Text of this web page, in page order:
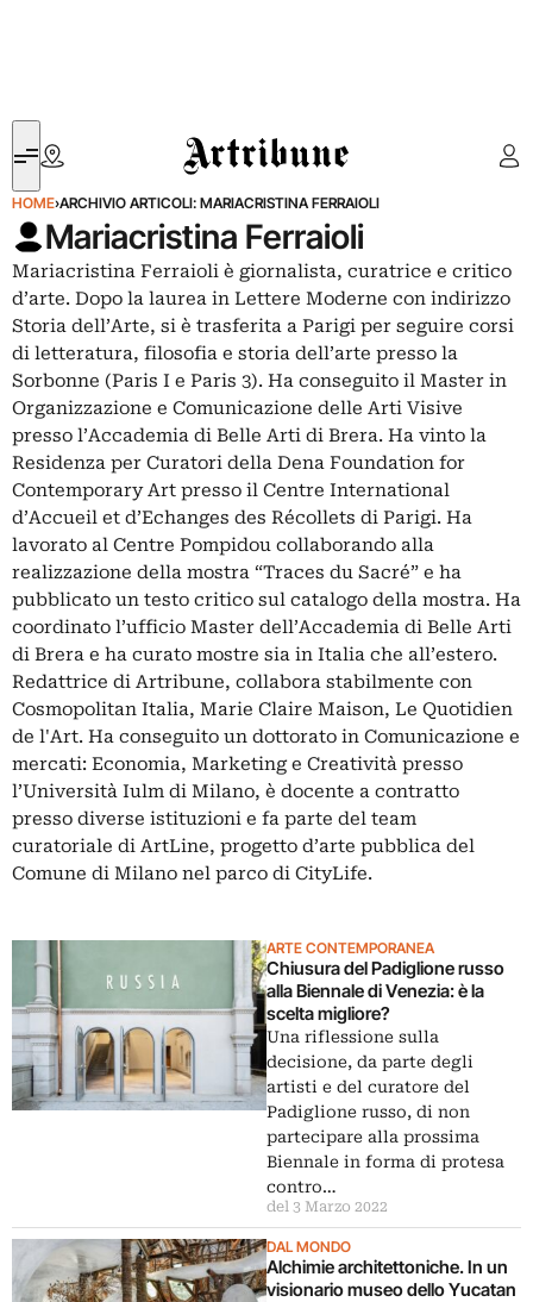
Artribune
HOME›ARCHIVIO ARTICOLI: MARIACRISTINA FERRAIOLI
Mariacristina Ferraioli
Mariacristina Ferraioli è giornalista, curatrice e critico
d’arte. Dopo la laurea in Lettere Moderne con indirizzo
Storia dell’Arte, si è trasferita a Parigi per seguire corsi
di letteratura, filosofia e storia dell’arte presso la
Sorbonne (Paris I e Paris 3). Ha conseguito il Master in
Organizzazione e Comunicazione delle Arti Visive
presso l’Accademia di Belle Arti di Brera. Ha vinto la
Residenza per Curatori della Dena Foundation for
Contemporary Art presso il Centre International
d’Accueil et d’Echanges des Récollets di Parigi. Ha
lavorato al Centre Pompidou collaborando alla
realizzazione della mostra “Traces du Sacré” e ha
pubblicato un testo critico sul catalogo della mostra. Ha
coordinato l’ufficio Master dell’Accademia di Belle Arti
di Brera e ha curato mostre sia in Italia che all’estero.
Redattrice di Artribune, collabora stabilmente con
Cosmopolitan Italia, Marie Claire Maison, Le Quotidien
de l'Art. Ha conseguito un dottorato in Comunicazione e
mercati: Economia, Marketing e Creatività presso
l’Università Iulm di Milano, è docente a contratto
presso diverse istituzioni e fa parte del team
curatoriale di ArtLine, progetto d’arte pubblica del
Comune di Milano nel parco di CityLife.
ARTE CONTEMPORANEA
Chiusura del Padiglione russo
alla Biennale di Venezia: è la
scelta migliore?
Una riflessione sulla
decisione, da parte degli
artisti e del curatore del
Padiglione russo, di non
partecipare alla prossima
Biennale in forma di protesa
contro…
del 3 Marzo 2022
DAL MONDO
Alchimie architettoniche. In un
visionario museo dello Yucatan